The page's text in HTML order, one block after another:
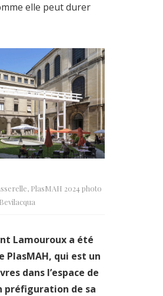
elle peut durer
PlasMAH 2024 photo
Lamouroux a été
qui est un
dans l’espace de
préfiguration de sa